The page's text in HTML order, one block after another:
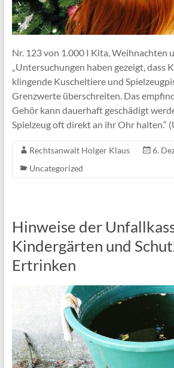
Nr. 123 von 1.000 I Kita, Weihnachten
„Untersuchungen haben gezeigt, dass
klingende Kuscheltiere und
Grenzwerte überschreiten. Das
Gehör kann dauerhaft geschädigt
Spielzeug oft direkt an ihr Ohr halten.“
Rechtsanwalt Holger Klaus
6.
Uncategorized
Hinweise der
Kindergärten und
Ertrinken